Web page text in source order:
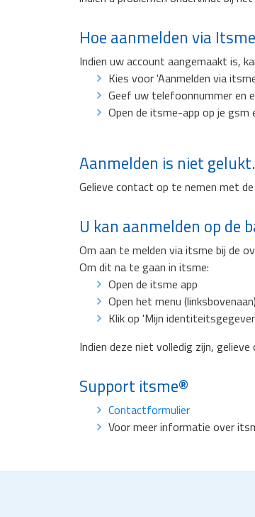
Hoe aanmelden via Itsme
Indien uw account aangemaakt is,
Kies voor 'Aanmelden via
Geef uw telefoonnummer en
Open de itsme-app op je
Aanmelden is niet gelukt.
Gelieve contact op te nemen met
U kan aanmelden op de
Om aan te melden via itsme bij de
Om dit na te gaan in itsme:
Open de itsme app
Open het menu (linksbovenaan)
Klik op 'Mijn
Indien deze niet volledig zijn,
Support itsme®
Contactformulier
Voor meer informatie over